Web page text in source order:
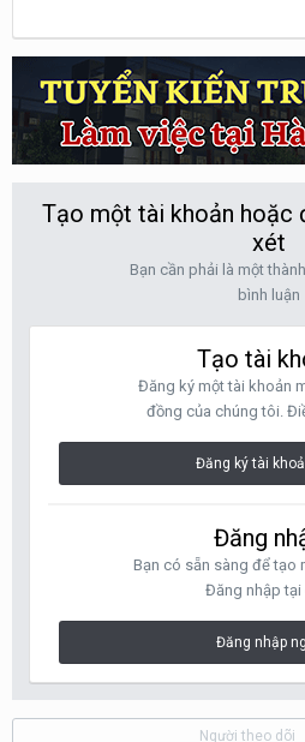
Tạo một tài khoản hoặc
xét
Bạn cần phải là một
bình luận
Tạo tài
Đăng ký một tài khoản
đồng của chúng tôi.
Đăng ký tài
Đăng
Bạn có sẵn sàng để tạo
Đăng nhập tại
Đăng nhập
Người theo dõi